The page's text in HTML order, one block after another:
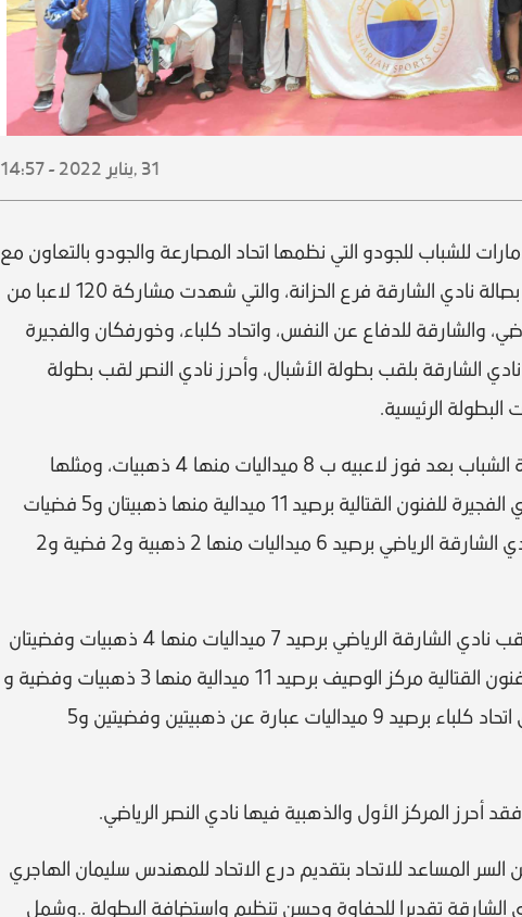
31 , يناير 2022 - 14:57
للشباب للجودو التي نظمها اتحاد المصارعة والجودو بالتعاون مع
نادي الشارقة ومجلس الشارقة الرياضي بصالة نادي الشارقة فرع الحزانة، والتي شهدت مشاركة 120 لاعبا من
والشارقة للدفاع عن النفس، واتحاد كلباء، وخورفكان والفجيرة
الشارقة بلقب بطولة الأشبال، وأحرز نادي النصر لقب بطولة
البطولة الرئيسية.
وجاء احتفاظ فريق اتحاد كلباء بلقب فئة الشباب بعد فوز لاعبيه ب 8 ميداليات منها 4 ذهبيات، ومثلها
فضيات، وفي المركز الثاني حل فريق نادي الفجيرة للفنون القتالية برصيد 11 ميدالية منها ذهبيتان و5 فضيات
و4 ميداليات برونزية، وجاء ثالثا فريق نادي الشارقة الرياضي برصيد 6 ميداليات منها 2 ذهبية و2 فضية و2
أما في فئة الأشبال للفرق فقد حلق باللقب نادي الشارقة الرياضي برصيد 7 ميداليات منها 4 ذهبيات وفضيتان
وبرونزية واحدة، واحتل فريق الفجيرة للفنون القتالية مركز الوصيف برصيد 11 ميدالية منها 3 ذهبيات وفضية و
7 ميداليات برونزية، وجاء ثالثا فريق نادي اتحاد كلباء برصيد 9 ميداليات عبارة عن ذهبيتين وفضيتين و5
أحرز المركز الأول والذهبية فيها نادي النصر الرياضي.
المساعد للاتحاد بتقديم درع الاتحاد للمهندس سليمان الهاجري
الشارقة تقديرا للحفاوة وحسن تنظيم واستضافة البطولة ..وشمل